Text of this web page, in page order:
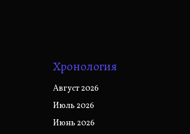
Хронология
Август 2026
Июль 2026
Июнь 2026